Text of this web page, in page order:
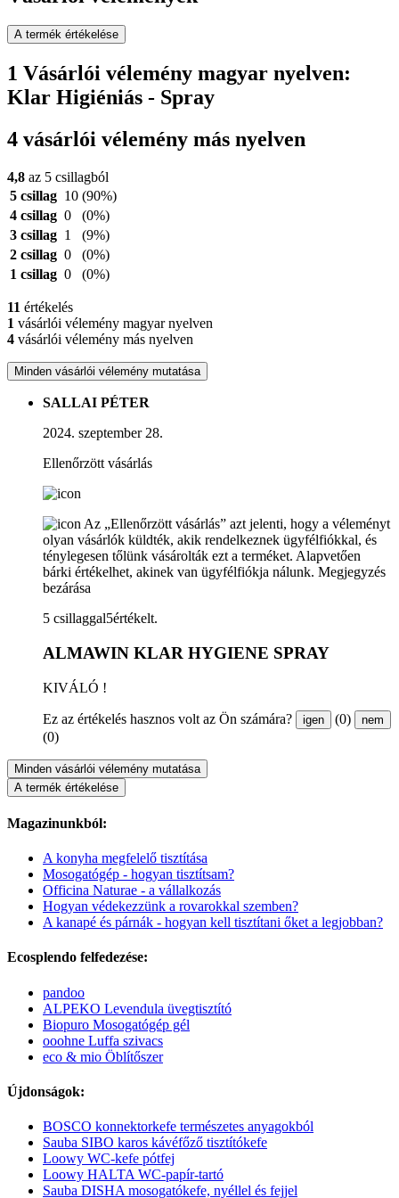
A termék értékelése
1 Vásárlói vélemény magyar nyelven:
Klar Higiéniás - Spray
4 vásárlói vélemény más nyelven
4,8 az 5 csillagból
5 csillag 10 (90%)
4 csillag 0
(0%)
3 csillag 1
(9%)
2 csillag 0
(0%)
1 csillag 0 (0%)
11 értékelés
1 vásárlói vélemény magyar nyelven
4 vásárlói vélemény más nyelven
Minden vásárlói vélemény mutatása
SALLAI PÉTER
2024. szeptember 28.
Ellenőrzött vásárlás
Az „Ellenőrzött vásárlás” azt jelenti, hogy a véleményt
olyan vásárlók küldték, akik rendelkeznek ügyfélfiókkal, és
ténylegesen tőlünk vásárolták ezt a terméket. Alapvetően
bárki értékelhet, akinek van ügyfélfiókja nálunk. Megjegyzés
bezárása
5 csillaggal5értékelt.
ALMAWIN KLAR HYGIENE SPRAY
KIVÁLÓ !
Ez az értékelés hasznos volt az Ön számára? igen (0) nem
(0)
Minden vásárlói vélemény mutatása
A termék értékelése
Magazinunkból:
A konyha megfelelő tisztítása
Mosogatógép - hogyan tisztítsam?
Officina Naturae - a vállalkozás
Hogyan védekezzünk a rovarokkal szemben?
A kanapé és párnák - hogyan kell tisztítani őket a legjobban?
Ecosplendo felfedezése:
pandoo
ALPEKO Levendula üvegtisztító
Biopuro Mosogatógép gél
ooohne Luffa szivacs
eco & mio Öblítőszer
Újdonságok:
BOSCO konnektorkefe természetes anyagokból
Sauba SIBO karos kávéfőző tisztítókefe
Loowy WC-kefe pótfej
Loowy HALTA WC-papír-tartó
Sauba DISHA mosogatókefe, nyéllel és fejjel